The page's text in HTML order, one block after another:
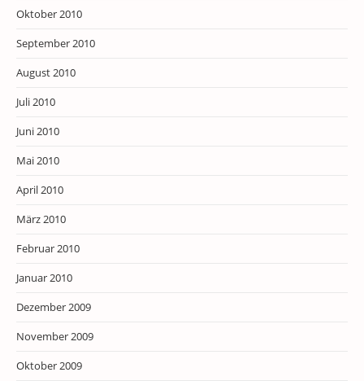
Oktober 2010
September 2010
August 2010
Juli 2010
Juni 2010
Mai 2010
April 2010
März 2010
Februar 2010
Januar 2010
Dezember 2009
November 2009
Oktober 2009